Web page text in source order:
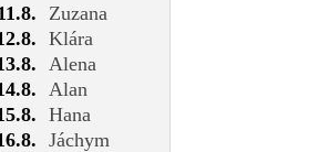
Zuzana
Klára
Alena
Alan
Hana
Jáchym